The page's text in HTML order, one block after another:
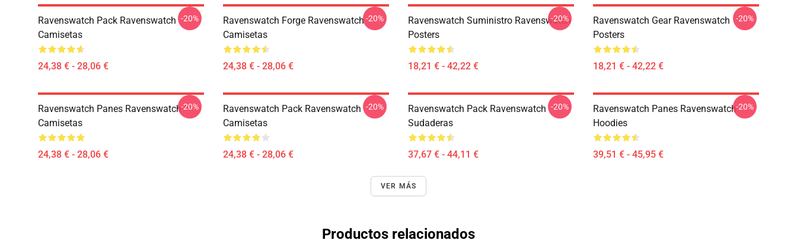
Ravenswatch Pack Ravenswatch
Camisetas
24,38 € - 28,06 €
-20%
Ravenswatch Forge Ravenswatch
Camisetas
24,38 € - 28,06 €
-20%
Ravenswatch Suministro Ravenswatch
Posters
18,21 € - 42,22 €
-20%
Ravenswatch Gear Ravenswatch
Posters
18,21 € - 42,22 €
-20%
Ravenswatch Panes Ravenswatch
Camisetas
24,38 € - 28,06 €
-20%
Ravenswatch Pack Ravenswatch
Camisetas
24,38 € - 28,06 €
-20%
Ravenswatch Pack Ravenswatch
Sudaderas
37,67 € - 44,11 €
-20%
Ravenswatch Panes Ravenswatch
Hoodies
39,51 € - 45,95 €
-20%
VER MÁS
Productos relacionados